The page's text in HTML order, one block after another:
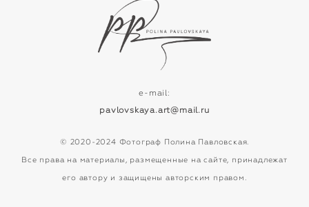
e-mail:
pavlovskaya.art@mail.ru
© 2020-2024 Фотограф Полина Павловская.
Все права на материалы, размещенные на сайте, принадлежат
его автору и защищены авторским правом.